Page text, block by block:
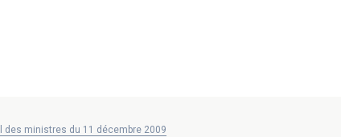
des ministres du 11 décembre 2009